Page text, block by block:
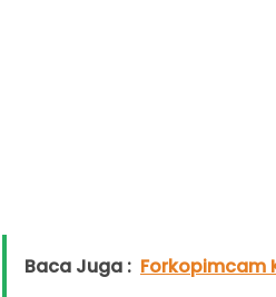
Baca Juga : Forkopimcam